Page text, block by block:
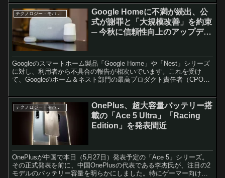
テクノロジー・モバイル
Google Homeに不満が続出、公
式が謝罪と「大規模改善」を約束
─ 今秋に信頼性向上のアップデー
Googleのスマートホーム製品「Google Home」や「Nest」シリーズ
に対し、利用者から不具合の報告が相次いでいます。これを受け
て、Googleのホーム＆ネスト部門の最高プロダクト責任者（CPO）
テクノロジー・モバイル
OnePlus、超大容量バッテリー搭
載の「Ace 5 Ultra」「Racing
Edition」を発表間近
OnePlusが中国で本日（5月27日）発表予定の「Ace 5」シリーズ。
その正式発表を前に、中国OnePlusの代表である李杰氏が、注目の2
モデルのバッテリー容量を明らかにしました。特にゲーマー向けと